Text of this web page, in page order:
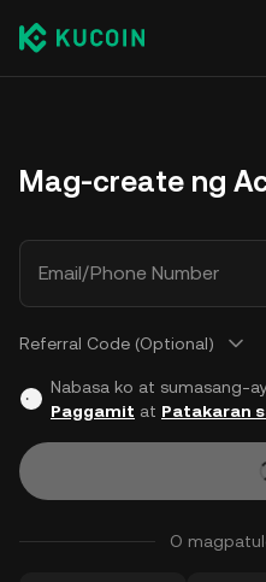
Mag-create ng
Email/Phone Number
Referral Code (Optional)
Nabasa ko at sumasang-
Paggamit at Patakaran
O